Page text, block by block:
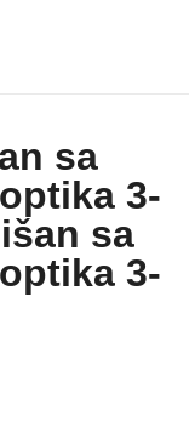
sa
3-
sa
3-